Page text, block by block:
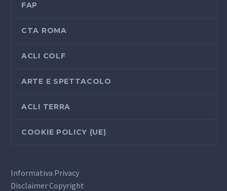
FAP
CTA ROMA
ACLI COLF
ARTE E SPETTACOLO
ACLI TERRA
COOKIE POLICY (UE)
Informativa Privacy
Disclaimer Copyright